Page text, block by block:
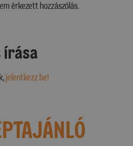
érkezett hozzászólás.
írása
jelentkezz be!